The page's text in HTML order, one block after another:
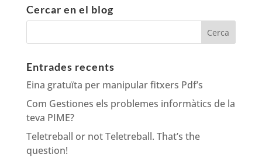
Cercar en el blog
Entrades recents
Eina gratuïta per manipular fitxers Pdf’s
Com Gestiones els problemes informàtics de la
teva PIME?
Teletreball or not Teletreball. That’s the
question!